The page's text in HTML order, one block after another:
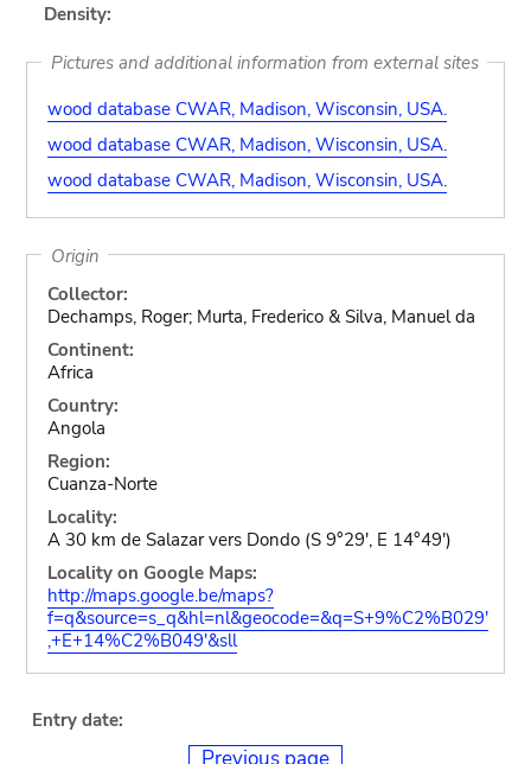
Density:
Pictures and additional information from external sites
wood database CWAR, Madison, Wisconsin, USA.
wood database CWAR, Madison, Wisconsin, USA.
wood database CWAR, Madison, Wisconsin, USA.
Origin
Collector:
Dechamps, Roger; Murta, Frederico & Silva, Manuel da
Continent:
Africa
Country:
Angola
Region:
Cuanza-Norte
Locality:
A 30 km de Salazar vers Dondo (S 9°29', E 14°49')
Locality on Google Maps:
http://maps.google.be/maps?
f=q&source=s_q&hl=nl&geocode=&q=S+9%C2%B029'
,+E+14%C2%B049'&sll
Entry date:
Previous page